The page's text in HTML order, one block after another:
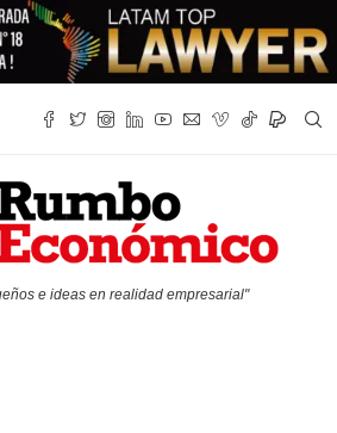
e ideas en realidad empresarial"